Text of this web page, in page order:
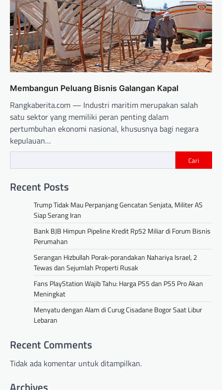
Membangun Peluang Bisnis Galangan Kapal
Rangkaberita.com — Industri maritim merupakan salah
satu sektor yang memiliki peran penting dalam
pertumbuhan ekonomi nasional, khususnya bagi negara
kepulauan…
Cari
Recent Posts
Trump Tidak Mau Perpanjang Gencatan Senjata, Militer AS
Siap Serang Iran
Bank BJB Himpun Pipeline Kredit Rp52 Miliar di Forum Bisnis
Perumahan
Serangan Hizbullah Porak-porandakan Nahariya Israel, 2
Tewas dan Sejumlah Properti Rusak
Fans PlayStation Wajib Tahu: Harga PS5 dan PS5 Pro Akan
Meningkat
Menyatu dengan Alam di Curug Cisadane Bogor Saat Libur
Lebaran
Recent Comments
Tidak ada komentar untuk ditampilkan.